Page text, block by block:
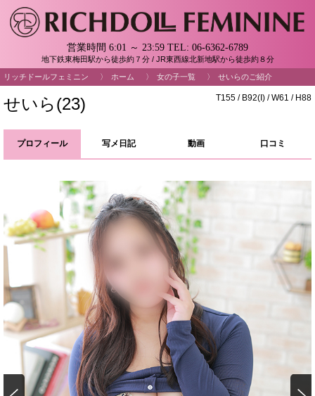
営業時間 6:01 ～ 23:59 TEL: 06-6362-6789
地下鉄東梅田駅から徒歩約７分 / JR東西線北新地駅から徒歩約８分
リッチドールフェミニン ホーム 女の子一覧 せいらのご紹介
せいら(23) T155 / B92(I) / W61 / H88
プロフィール 写メ日記 動画 口コミ